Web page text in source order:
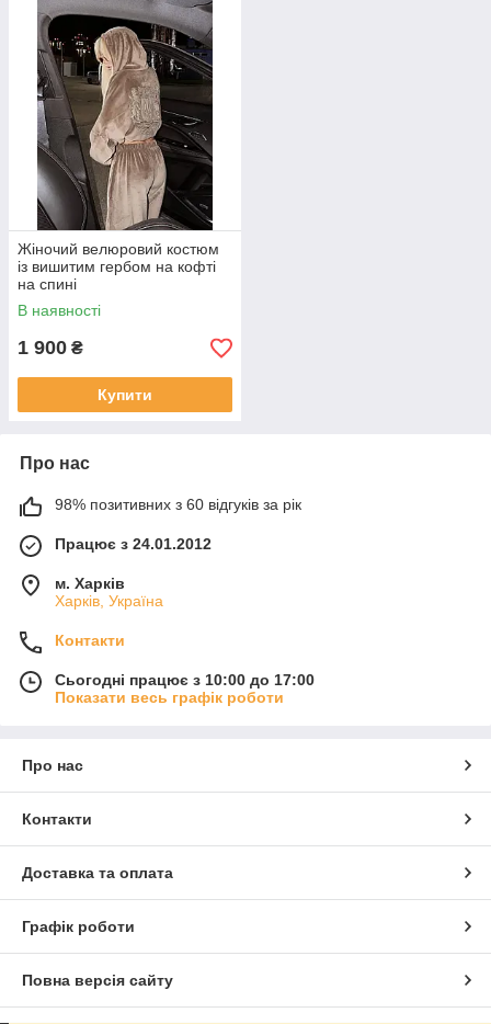
Жіночий велюровий костюм
із вишитим гербом на кофті
на спині
В наявності
1 900 ₴
Купити
Про нас
98% позитивних з 60 відгуків за рік
Працює з 24.01.2012
м. Харків
Харків, Україна
Контакти
Сьогодні працює з 10:00 до 17:00
Показати весь графік роботи
Про нас
Контакти
Доставка та оплата
Графік роботи
Повна версія сайту